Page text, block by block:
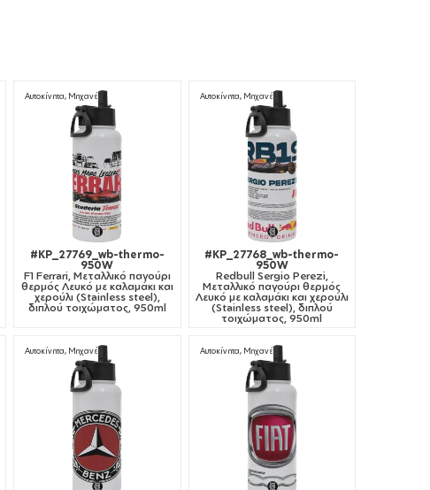
Αυτοκίνητα, Μηχανές
#KP_27769_wb-thermo-
950W
F1 Ferrari, Μεταλλικό παγούρι
θερμός Λευκό με καλαμάκι και
χερούλι (Stainless steel),
διπλού τοιχώματος, 950ml
Αυτοκίνητα, Μηχανές
#KP_27768_wb-thermo-
950W
Redbull Sergio Perezi,
Μεταλλικό παγούρι θερμός
Λευκό με καλαμάκι και χερούλι
(Stainless steel), διπλού
τοιχώματος, 950ml
Αυτοκίνητα, Μηχανές Αυτοκίνητα, Μηχανές